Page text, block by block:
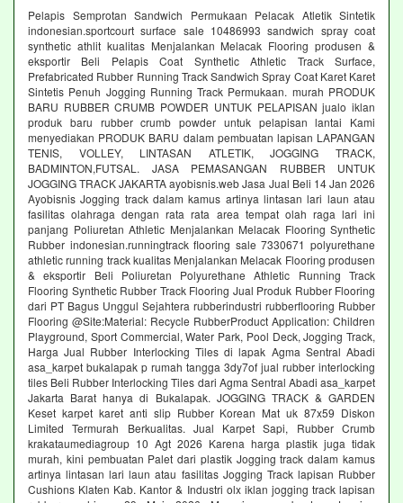
Pelapis Semprotan Sandwich Permukaan Pelacak Atletik Sintetik
indonesian.sportcourt surface sale 10486993 sandwich spray coat
synthetic athlit kualitas Menjalankan Melacak Flooring produsen &
eksportir Beli Pelapis Coat Synthetic Athletic Track Surface,
Prefabricated Rubber Running Track Sandwich Spray Coat Karet Karet
Sintetis Penuh Jogging Running Track Permukaan. murah PRODUK
BARU RUBBER CRUMB POWDER UNTUK PELAPISAN jualo iklan
produk baru rubber crumb powder untuk pelapisan lantai Kami
menyediakan PRODUK BARU dalam pembuatan lapisan LAPANGAN
TENIS, VOLLEY, LINTASAN ATLETIK, JOGGING TRACK,
BADMINTON,FUTSAL. JASA PEMASANGAN RUBBER UNTUK
JOGGING TRACK JAKARTA ayobisnis.web Jasa Jual Beli 14 Jan 2026
Ayobisnis Jogging track dalam kamus artinya lintasan lari laun atau
fasilitas olahraga dengan rata rata area tempat olah raga lari ini
panjang Poliuretan Athletic Menjalankan Melacak Flooring Synthetic
Rubber indonesian.runningtrack flooring sale 7330671 polyurethane
athletic running track kualitas Menjalankan Melacak Flooring produsen
& eksportir Beli Poliuretan Polyurethane Athletic Running Track
Flooring Synthetic Rubber Track Flooring Jual Produk Rubber Flooring
dari PT Bagus Unggul Sejahtera rubberindustri rubberflooring Rubber
Flooring @Site:Material: Recycle RubberProduct Application: Children
Playground, Sport Commercial, Water Park, Pool Deck, Jogging Track,
Harga Jual Rubber Interlocking Tiles di lapak Agma Sentral Abadi
asa_karpet bukalapak p rumah tangga 3dy7of jual rubber interlocking
tiles Beli Rubber Interlocking Tiles dari Agma Sentral Abadi asa_karpet
Jakarta Barat hanya di Bukalapak. JOGGING TRACK & GARDEN
Keset karpet karet anti slip Rubber Korean Mat uk 87x59 Diskon
Limited Termurah Berkualitas. Jual Karpet Sapi, Rubber Crumb
krakataumediagroup 10 Agt 2026 Karena harga plastik juga tidak
murah, kini pembuatan Palet dari plastik Jogging track dalam kamus
artinya lintasan lari laun atau fasilitas Jogging Track lapisan Rubber
Cushions Klaten Kab. Kantor & Industri olx iklan jogging track lapisan